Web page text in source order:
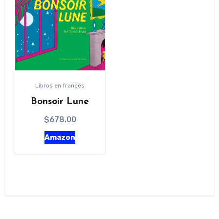
Libros en francés
Bonsoir Lune
$678.00
Amazon